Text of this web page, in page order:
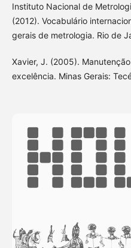
Instituto Nacional de
(2012). Vocabulário
gerais de metrologia. Rio de
Xavier, J. (2005).
excelência. Minas Gerais: